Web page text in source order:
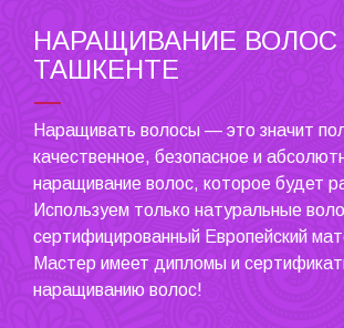
НАРАЩИВАНИЕ ВОЛОС
ТАШКЕНТЕ
Наращивать волосы — это значит
качественное, безопасное и
наращивание волос, которое будет
Используем только натуральные
сертифицированный Европейский
Мастер имеет дипломы и
наращиванию волос!